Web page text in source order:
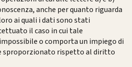
anche per quanto riguarda
ai quali i dati sono stati
il caso in cui tale
o comporta un impiego di
sproporzionato rispetto al diritto